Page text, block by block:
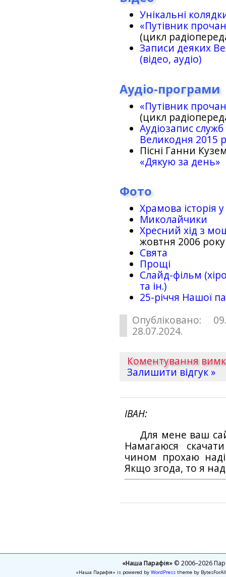
Унікальні
«Путівник
(цикл
Записи деяких
(відео, аудіо)
Аудіо-програми
«Путівник
(цикл
Аудіозапис
Великодня 2015
Пісні Ганни
«Дякую за день»
Фото
Храмова історія
Миколайчики
Хресний хід з
жовтня 2006 року
Свята
Прощі
Слайд-фільм
та ін.)
25-рiччя Нашої
Опубліковано:
28.07.2024.
Коментування
Залишити відгук »
ІВАН
Для мене ваш
Намагаюся
чином прохаю
Якщо згода, то я
«Наша Парафія»© 2006–2026
«Наша Парафія» is powered by WordPresstheme by